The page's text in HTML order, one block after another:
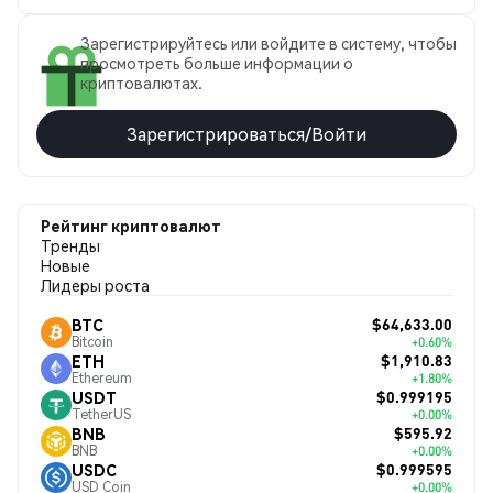
Зарегистрируйтесь или войдите в систему, чтобы
просмотреть больше информации о
криптовалютах.
Зарегистрироваться/Войти
Рейтинг криптовалют
Тренды
Новые
Лидеры роста
BTC
Bitcoin
$64,633.00
+0.60%
ETH
Ethereum
$1,910.83
+1.80%
USDT
TetherUS
$0.999195
+0.00%
BNB
BNB
$595.92
+0.00%
USDC
USD Coin
$0.999595
+0.00%